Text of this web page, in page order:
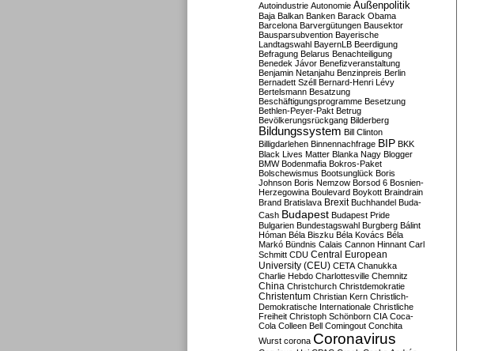
Autoindustrie Autonomie Außenpolitik
Baja Balkan Banken Barack Obama
Barcelona Barvergütungen Bausektor
Bausparsubvention Bayerische
Landtagswahl BayernLB Beerdigung
Befragung Belarus Benachteiligung
Benedek Jávor Benefizveranstaltung
Benjamin Netanjahu Benzinpreis Berlin
Bernadett Széll Bernard-Henri Lévy
Bertelsmann Besatzung
Beschäftigungsprogramme Besetzung
Bethlen-Peyer-Pakt Betrug
Bevölkerungsrückgang Bilderberg
Bildungssystem Bill Clinton
Billigdarlehen Binnennachfrage BIP BKK
Black Lives Matter Blanka Nagy Blogger
BMW Bodenmafia Bokros-Paket
Bolschewismus Bootsunglück Boris
Johnson Boris Nemzow Borsod 6 Bosnien-
Herzegowina Boulevard Boykott Braindrain
Brand Bratislava Brexit Buchhandel Buda-
Cash Budapest Budapest Pride
Bulgarien Bundestagswahl Burgberg Bálint
Hóman Béla Biszku Béla Kovács Béla
Markó Bündnis Calais Cannon Hinnant Carl
Schmitt CDU Central European
University (CEU) CETA Chanukka
Charlie Hebdo Charlottesville Chemnitz
China Christchurch Christdemokratie
Christentum Christian Kern Christlich-
Demokratische Internationale Christliche
Freiheit Christoph Schönborn CIA Coca-
Cola Colleen Bell Comingout Conchita
Wurst corona Coronavirus